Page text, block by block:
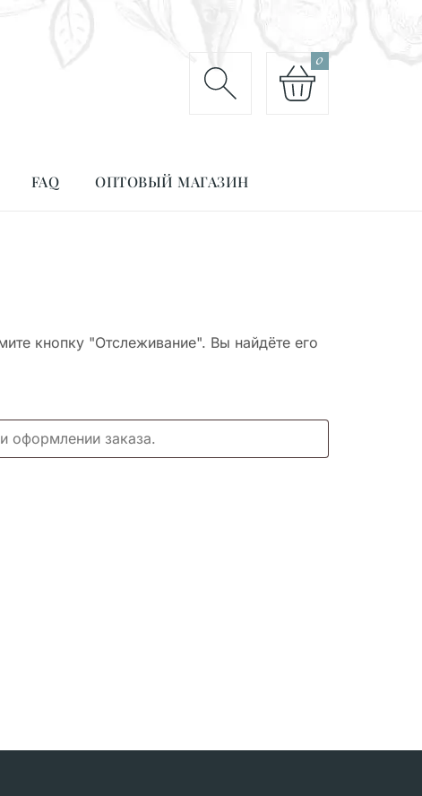
0
FAQ ОПТОВЫЙ МАГАЗИН
кнопку "Отслеживание". Вы найдёте его